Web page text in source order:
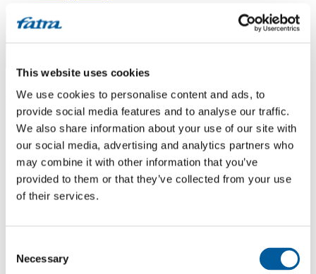
This website uses cookies
We use cookies to personalise content and ads, to
provide social media features and to analyse our traffic.
We also share information about your use of our site with
our social media, advertising and analytics partners who
may combine it with other information that you’ve
provided to them or that they’ve collected from your use
of their services.
Selection
Necessary
Menu
Domů/
Dotazy/
Čistenie vinilu parným čističom?
Čistenie vinilu parným čističom?
Dotaz
Dobrý deň. Mám vinilovú podlahu Fatrafloor Thermofix s tou
Odpověď